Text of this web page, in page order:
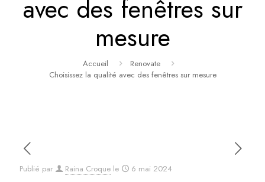
avec des fenêtres sur
mesure
Accueil
Renovate
Choisissez la qualité avec des fenêtres sur mesure
Publié par Raina Croque le 6 mai 2024